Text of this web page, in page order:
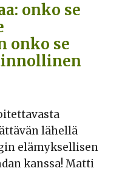
onko se
onko se
lähellä
elämyksellisen
kanssa! Matti